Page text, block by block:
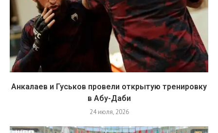
Анкалаев и Гуськов провели открытую тренировку
в Абу-Даби
24 июля, 2026